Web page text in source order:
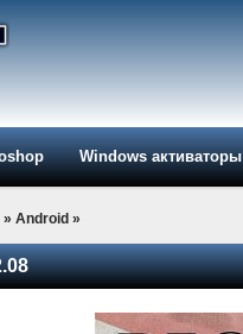
Windows активаторы
» Android »